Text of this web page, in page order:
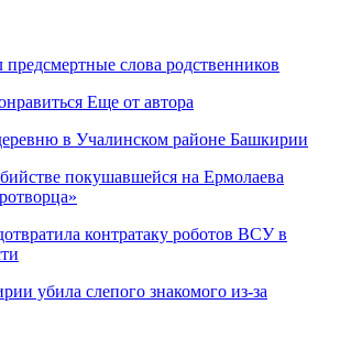
слова родственников
Еще от автора
в Учалинском районе Башкирии
покушавшейся на Ермолаева
контратаку роботов ВСУ в
убила слепого знакомого из-за